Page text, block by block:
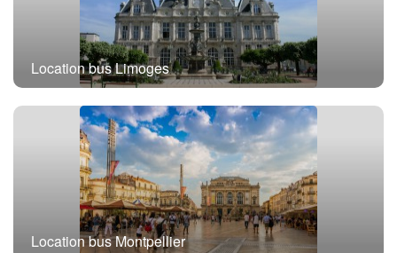
Location bus Limoges
Location bus Montpellier